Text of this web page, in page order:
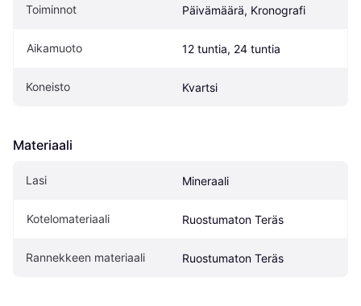
Toiminnot Päivämäärä, Kronografi
Aikamuoto 12 tuntia, 24 tuntia
Koneisto Kvartsi
Materiaali
Lasi Mineraali
Kotelomateriaali Ruostumaton Teräs
Rannekkeen materiaali Ruostumaton Teräs